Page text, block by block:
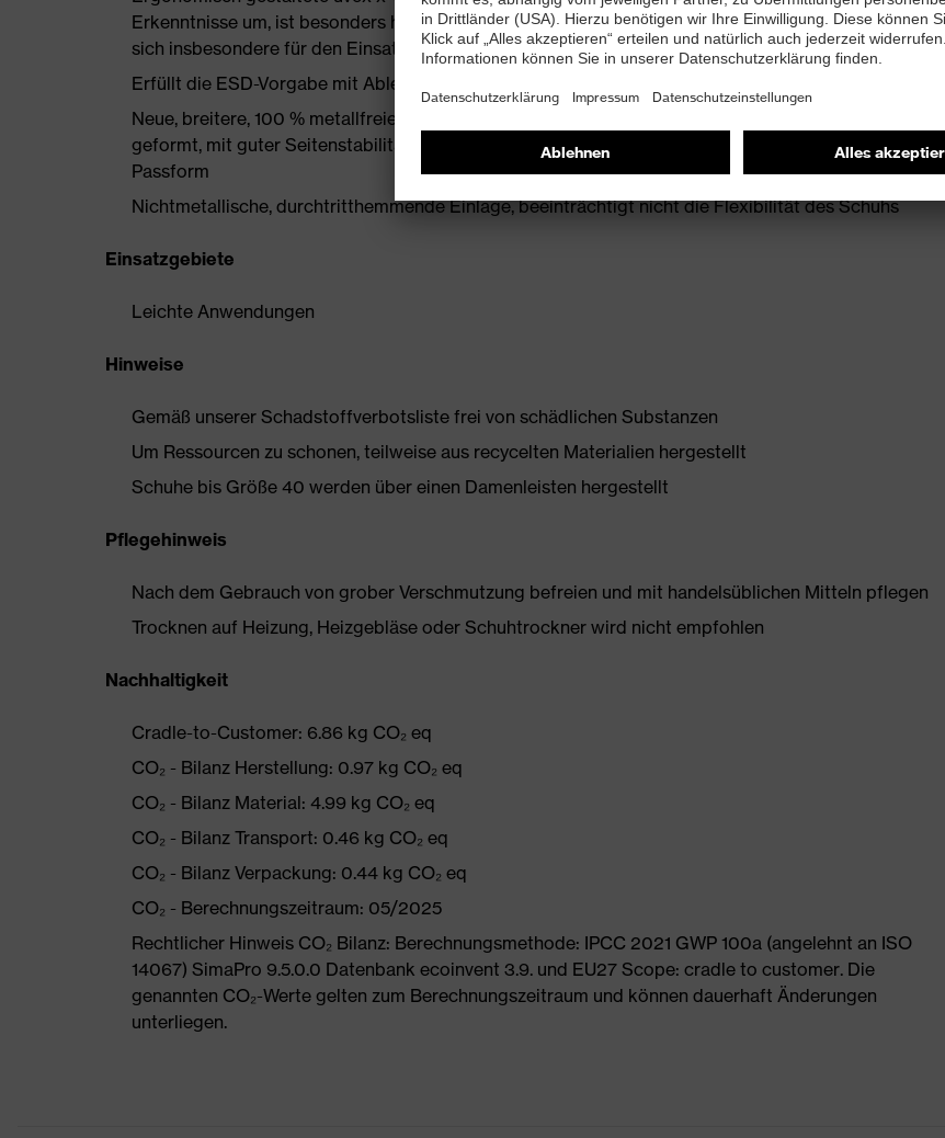
Erkenntnisse um, ist besonders haltbar und dadurch sehr rutschhemmend, die Profilierung eignet
sich insbesondere für den Einsatz auf Industrieböden
Erfüllt die ESD-Vorgabe mit Ableitwiderstand kleiner 100 Megaohm
Neue, breitere, 100 % metallfreie uvex xenova®-Zehenschutzkappe – kompakt, anatomisch
geformt, mit guter Seitenstabilität und thermisch nicht leitend, für mehr Zehenfreiheit und optimale
Passform
Nichtmetallische, durchtritthemmende Einlage, beeinträchtigt nicht die Flexibilität des Schuhs
Einsatzgebiete
Leichte Anwendungen
Hinweise
Gemäß unserer Schadstoffverbotsliste frei von schädlichen Substanzen
Um Ressourcen zu schonen, teilweise aus recycelten Materialien hergestellt
Schuhe bis Größe 40 werden über einen Damenleisten hergestellt
Pflegehinweis
Nach dem Gebrauch von grober Verschmutzung befreien und mit handelsüblichen Mitteln pflegen
Trocknen auf Heizung, Heizgebläse oder Schuhtrockner wird nicht empfohlen
Nachhaltigkeit
Cradle-to-Customer: 6.86 kg CO₂ eq
CO₂ - Bilanz Herstellung: 0.97 kg CO₂ eq
CO₂ - Bilanz Material: 4.99 kg CO₂ eq
CO₂ - Bilanz Transport: 0.46 kg CO₂ eq
CO₂ - Bilanz Verpackung: 0.44 kg CO₂ eq
CO₂ - Berechnungszeitraum: 05/2025
Rechtlicher Hinweis CO₂ Bilanz: Berechnungsmethode: IPCC 2021 GWP 100a (angelehnt an ISO
14067) SimaPro 9.5.0.0 Datenbank ecoinvent 3.9. und EU27 Scope: cradle to customer. Die
genannten CO₂-Werte gelten zum Berechnungszeitraum und können dauerhaft Änderungen
unterliegen.